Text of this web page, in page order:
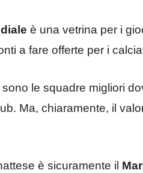
è una vetrina per i
a fare offerte per i
sono le squadre migliori
Ma, chiaramente, il
è sicuramente il